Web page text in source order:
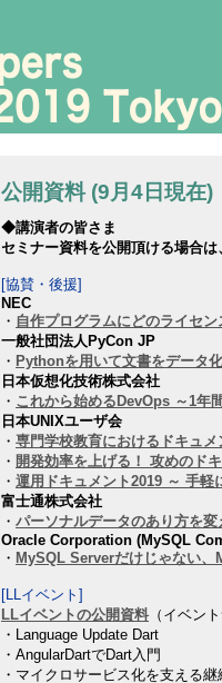
公開資料 (9月4日現在)
◆講演者の皆さま
セミナー資料を公開頂ける場合は
[協賛・後援]
NEC
・ 自作プログラムにどのライセ
一般社団法人PyCon JP
・ Pythonを用いて文書をデータ
日本仮想化技術株式会社
・ これから始めるDevOps ～1年
日本UNIXユーザ会
・ 専門学校教育におけるドキュメ
・ 開発効率を上げる！ 攻めのド
・ 運用ドキュメント2019 ～ 手軽
富士通株式会社
・ パーソナルデータのあり方を
Oracle Corporation (MySQL
・ MySQL Serverだけじゃない、
[LLイベント]
LLイベントの公開資料 （イベン
・Language Update Dart
・AngularDartでDart入門
・マイクロサービス化を支える